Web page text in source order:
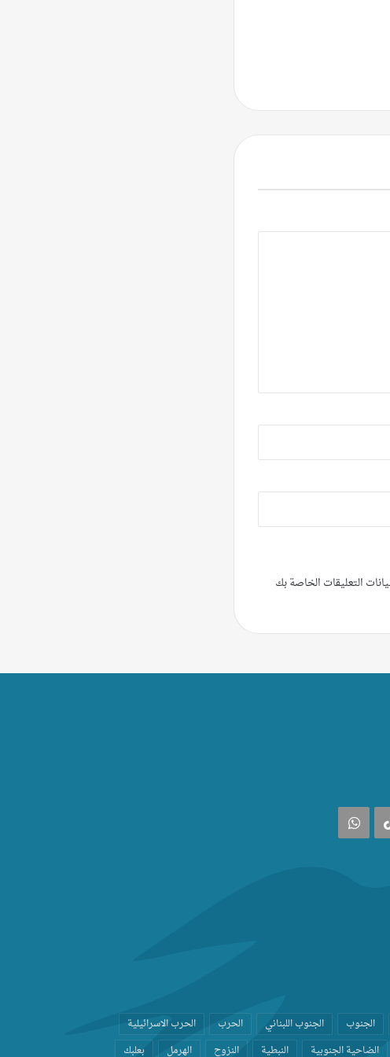
التعليقات الخاصة بك
‫TikTokواتساب
الجنوب الجنوب اللبناني الحرب
الحرب الاسرائيلية
الضاحية الجنوبية النبطية النزوح الهرمل بعلبك